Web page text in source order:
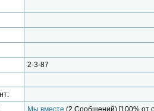
2-3-87
Мы вместе (2 Сообщений) [100% от